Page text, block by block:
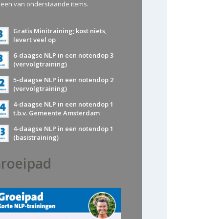
van onderstaande items.
Gratis Minitraining; kost niets,
levert veel op
6-daagse NLP in een notendop 3
(vervolgtraining)
5-daagse NLP in een notendop 2
(vervolgtraining)
4-daagse NLP in een notendop 1
t.b.v. Gemeente Amsterdam
4-daagse NLP in een notendop 1
(basistraining)